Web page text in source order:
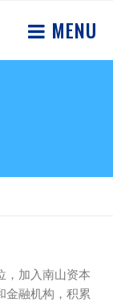
MENU
，加入南山资本
金融机构，积累